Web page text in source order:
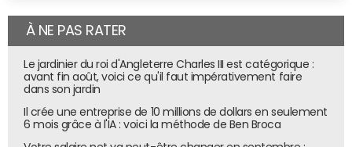
À NE PAS RATER
Le jardinier du roi d'Angleterre Charles III est catégorique :
avant fin août, voici ce qu'il faut impérativement faire
dans son jardin
Il crée une entreprise de 10 millions de dollars en seulement
6 mois grâce à l'IA : voici la méthode de Ben Broca